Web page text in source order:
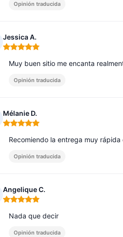
Opinión traducida
Jessica A.
Nota: 5 de 5
Muy buen sitio me encanta
Opinión traducida
Mélanie D.
Nota: 5 de 5
Recomiendo la entrega muy
Opinión traducida
Angelique C.
Nota: 5 de 5
Nada que decir
Opinión traducida